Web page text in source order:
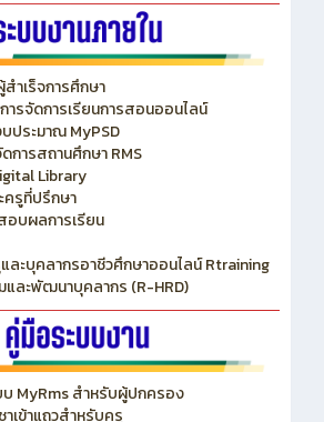
ำเร็จการศึกษา
ารจัดการเรียนการสอนออนไลน์
ประมาณ MyPSD
การสถานศึกษา RMS
Library
ครูที่ปรึกษา
อบผลการเรียน
ะบุคลากรอาชีวศึกษาออนไลน์ Rtraining
และพัฒนาบุคลากร (R-HRD)
บ MyRms สำหรับผู้ปกครอง
าเข้าแถวสำหรับครู